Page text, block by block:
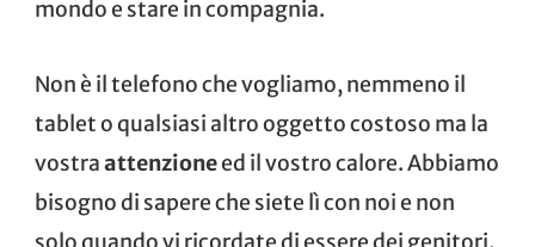
mondo e stare in compagnia.
Non è il telefono che vogliamo, nemmeno il
tablet o qualsiasi altro oggetto costoso ma la
vostraattenzioneed il vostro calore. Abbiamo
bisogno di sapere che siete lì con noi e non
solo quando vi ricordate di essere dei genitori.